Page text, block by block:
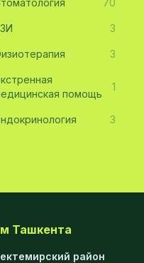
3
3
помощь
1
3
Ташкента
район